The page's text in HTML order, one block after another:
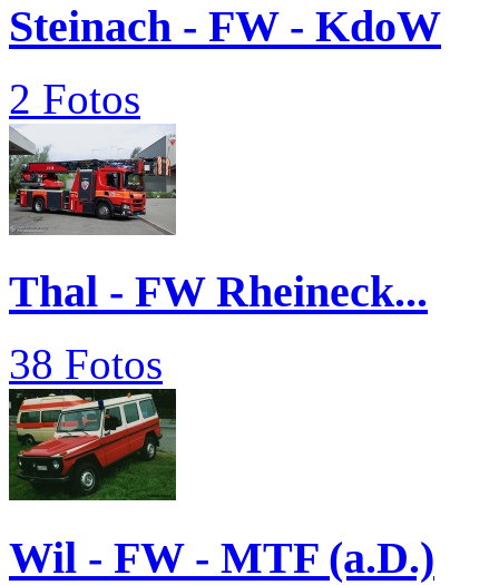
Steinach - FW - KdoW
2 Fotos
Thal - FW Rheineck...
38 Fotos
Wil - FW - MTF (a.D.)